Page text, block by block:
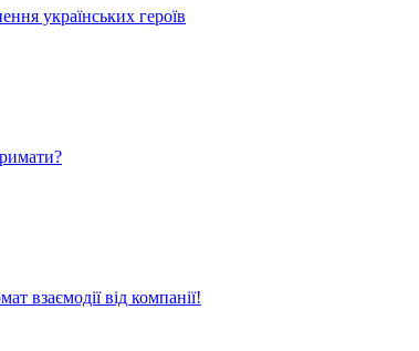
українських героїв
взаємодії від компанії!